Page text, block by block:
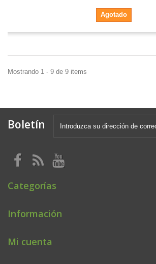
Agotado
Mostrando 1 - 9 de 9 items
Boletín
Categorías
Información
Mi cuenta